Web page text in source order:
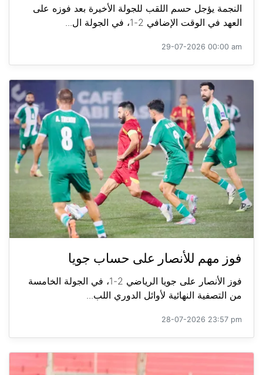
النجمة يؤجل حسم اللقب للجولة الأخيرة بعد فوزه على
العهد في الوقت الإضافي 2-1، في الجولة ال...
29-07-2026 00:00 am
فوز مهم للأنصار على حساب جويا
فوز الأنصار على جويا الرياضي 2-1، في الجولة الخامسة
من التصفية النهائية لأوائل الدوري اللب...
28-07-2026 23:57 pm